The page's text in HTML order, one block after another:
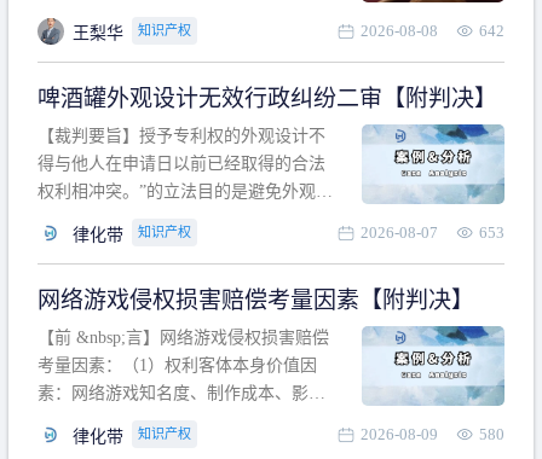
江杭知桥律师事务所 王梨华 周靖超 【导
读】 第一部分：刮码剪码刮标剪标的商
诉讼建议 第二部分：15省市是否侵权案
例的裁判要旨 目录 第一部分、刮码剪码
刮
王梨华 知识产权 2026-08-08 642
啤酒罐外观设计无效行政纠纷二审【附判决】
【裁判要旨】授予专利权的外观设计不
得与他人在申请日以前已经取得的合法
权利相冲突。”的立法目的是避免外观设
冲突。基于此，凡是因该外观设计的实
于该款规定的规制范畴。“合法权利”不宜
作狭义解释，一般情况下，只要依法享
有的、在本专利申请日之
律化带 知识产权 2026-08-07 653
网络游戏侵权损害赔偿考量因素【附判决】
【前 &nbsp;言】网络游戏侵权损害赔偿
考量因素：（1）权利客体本身价值因
素：网络游戏知名度、制作成本、影响
利角度因素：被诉侵权游戏销售数量、
律化带 知识产权 2026-08-09 580